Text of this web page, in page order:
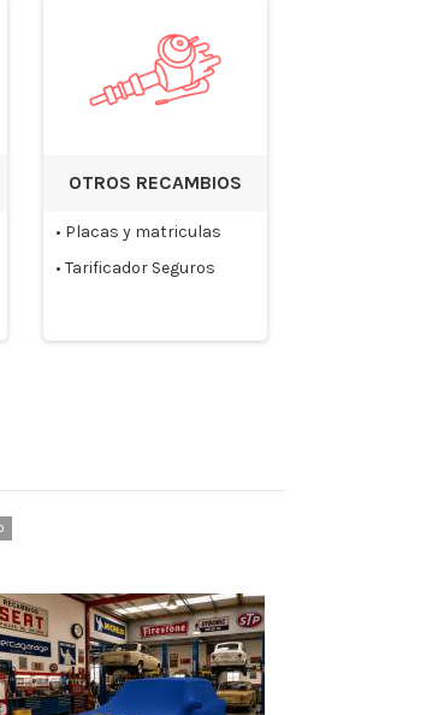
OTROS RECAMBIOS
• Placas y matriculas
• Tarificador Seguros